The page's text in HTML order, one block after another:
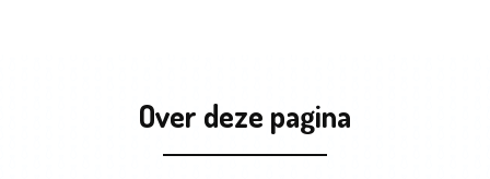
Over deze pagina